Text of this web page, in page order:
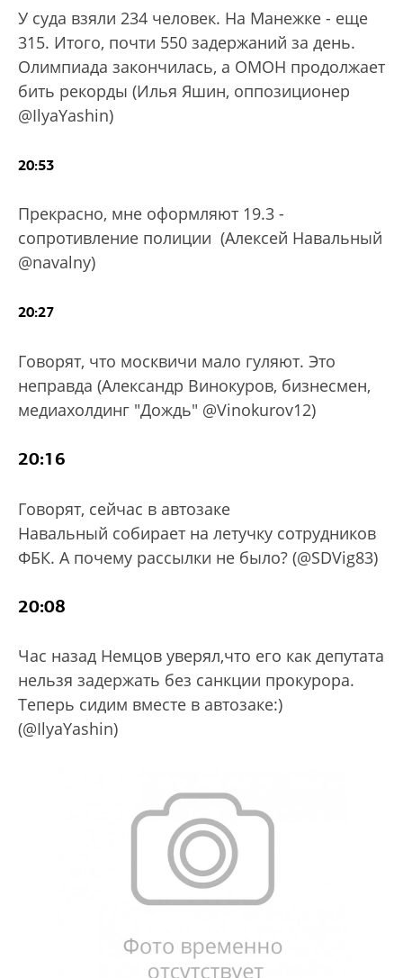
У суда взяли 234 человек. На Манежке - еще
315. Итого, почти 550 задержаний за день.
Олимпиада закончилась, а ОМОН продолжает
бить рекорды (Илья Яшин, оппозиционер
@IlyaYashin)
20:53
Прекрасно, мне оформляют 19.3 -
сопротивление полиции (Алексей Навальный
@navalny)
20:27
Говорят, что москвичи мало гуляют. Это
неправда (Александр Винокуров, бизнесмен,
медиахолдинг "Дождь" @Vinokurov12)
20:16
Говорят, сейчас в автозаке
Навальный собирает на летучку сотрудников
ФБК. А почему рассылки не было? (@SDVig83)
20:08
Час назад Немцов уверял,что его как депутата
нельзя задержать без санкции прокурора.
Теперь сидим вместе в автозаке:)
(@IlyaYashin)